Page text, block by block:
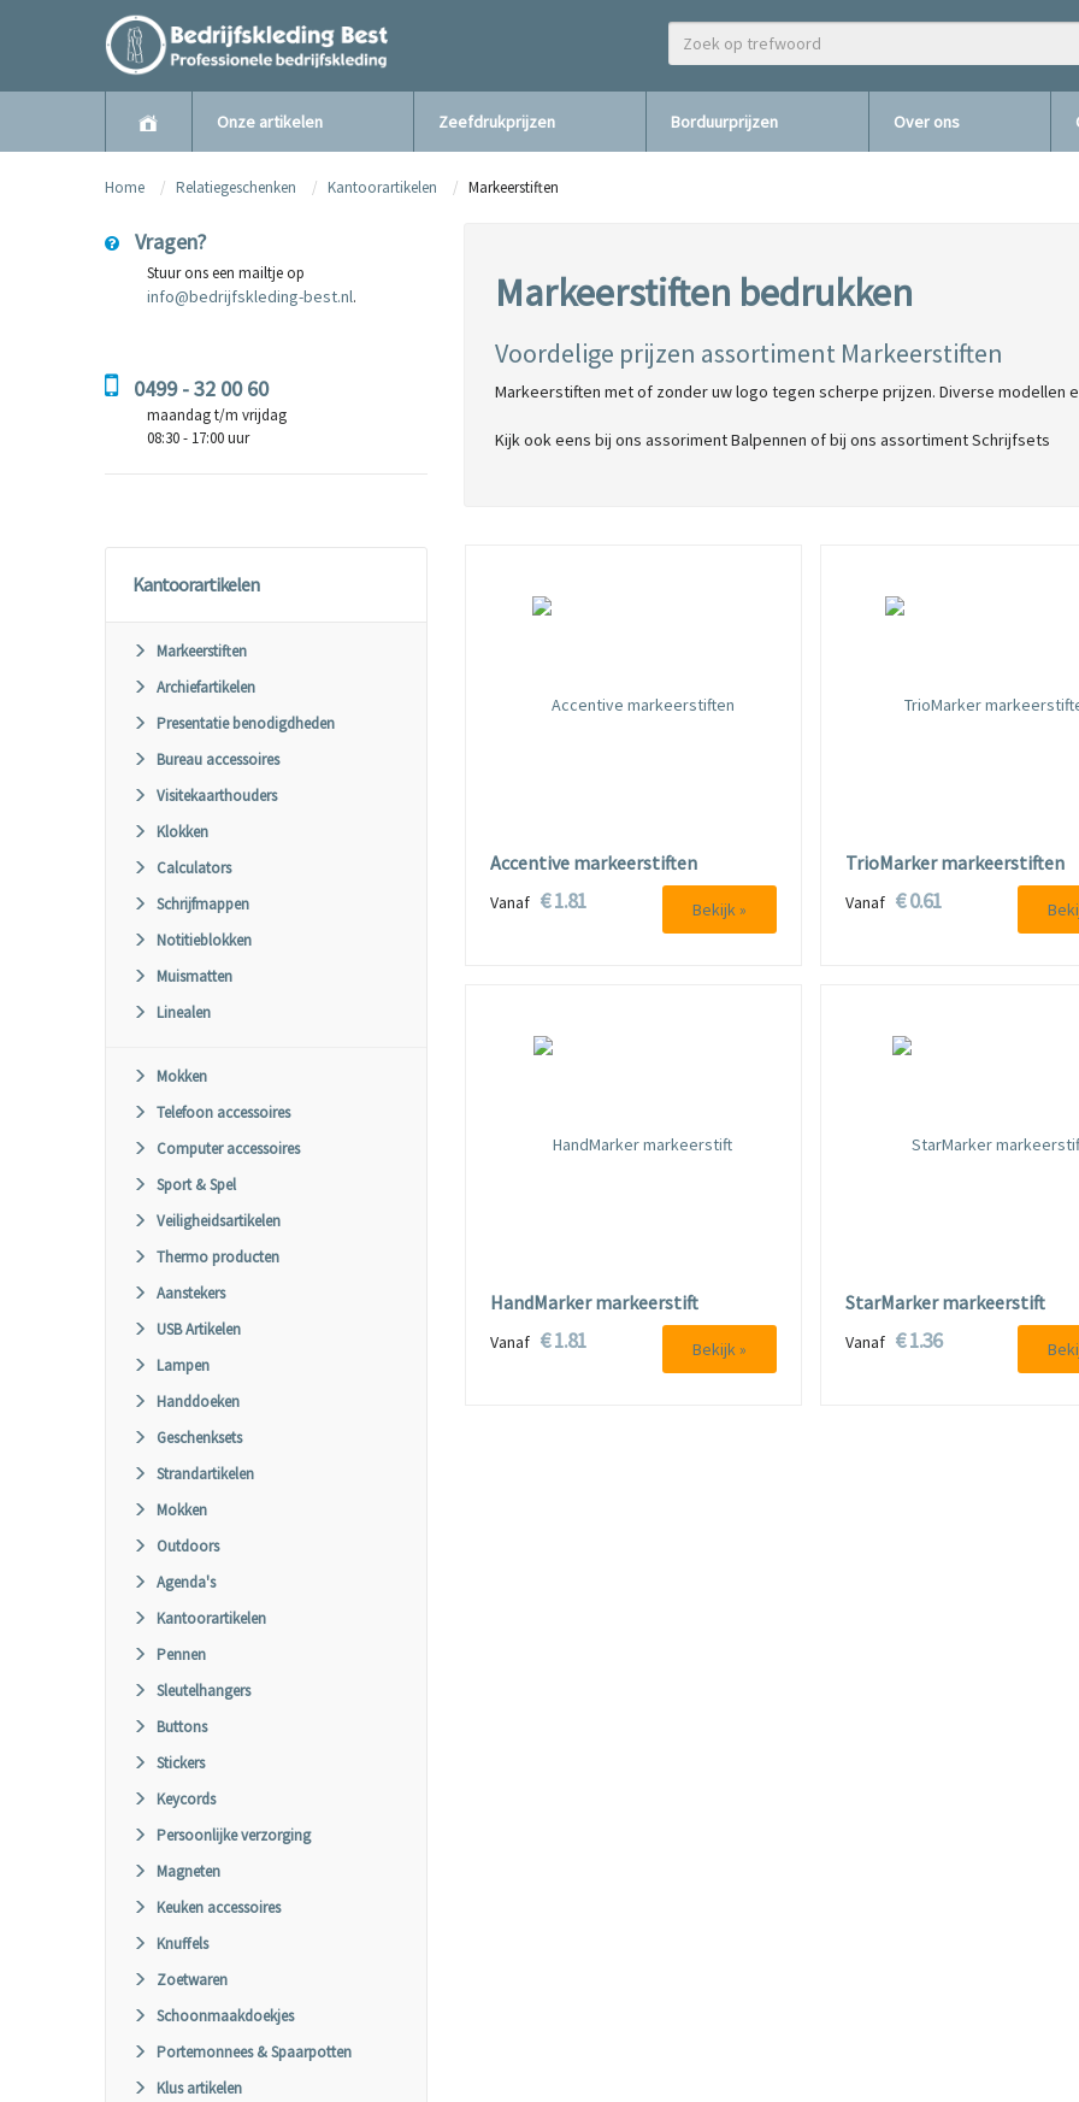
Onze artikelen Zeefdrukprijzen Borduurprijzen Over ons
Home Relatiegeschenken Kantoorartikelen Markeerstiften
Vragen?
Stuur ons een mailtje op
info@bedrijfskleding-best.nl.
0499 - 32 00 60
maandag t/m vrijdag
08:30 - 17:00 uur
Kantoorartikelen
Markeerstiften
Archiefartikelen
Presentatie benodigdheden
Bureau accessoires
Visitekaarthouders
Klokken
Calculators
Schrijfmappen
Notitieblokken
Muismatten
Linealen
Mokken
Telefoon accessoires
Computer accessoires
Sport & Spel
Veiligheidsartikelen
Thermo producten
Aanstekers
USB Artikelen
Lampen
Handdoeken
Geschenksets
Strandartikelen
Mokken
Outdoors
Agenda's
Kantoorartikelen
Pennen
Sleutelhangers
Buttons
Stickers
Keycords
Persoonlijke verzorging
Magneten
Keuken accessoires
Knuffels
Zoetwaren
Schoonmaakdoekjes
Portemonnees & Spaarpotten
Klus artikelen
Markeerstiften bedrukken
Voordelige prijzen assortiment Markeerstiften
Markeerstiften met of zonder uw logo tegen scherpe prijzen. Diverse modellen
Kijk ook eens bij ons assoriment Balpennen of bij ons assortiment Schrijfsets
Accentive markeerstiften
Vanaf € 1.81 Bekijk »
TrioMarker markeerstiften
Vanaf € 0.61
HandMarker markeerstift
Vanaf € 1.81 Bekijk »
StarMarker markeerstift
Vanaf € 1.36